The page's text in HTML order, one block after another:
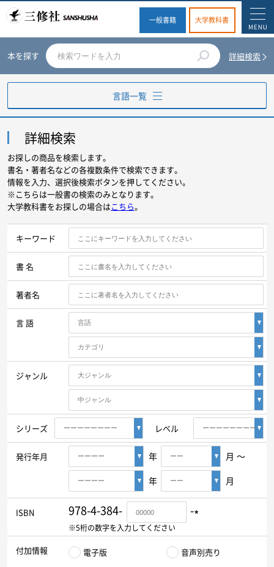
一般書籍 大学教科書
本を探す 詳細検索
言語一覧
英語
ドイツ語
フランス語
スペイン語
ヨーロッパ諸語
韓国・朝鮮語
アジア諸語
日本語
閉じる
詳細検索
お探しの商品を検索します。
書名・著者名などの各複数条件で検索できます。
情報を入力、選択後検索ボタンを押してください。
※こちらは一般書の検索のみとなります。
大学教科書をお探しの場合はこちら。
キーワード
書 名
著者名
言 語
ジャンル
シリーズ レベル
発行年月 年 月 ～
年
月
ISBN 978-4-384- -*
※5桁の数字を入力してください
付加情報 電子版 音声別売り